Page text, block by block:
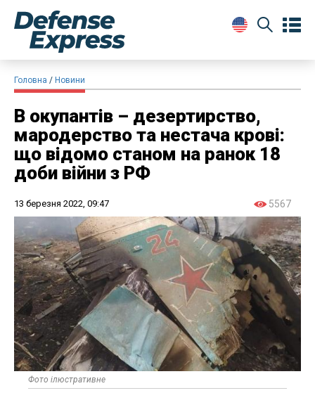
Головна Новини
В окупантів – дезертирство,
мародерство та нестача крові:
що відомо станом на ранок 18
доби війни з РФ
13 березня 2022, 09:47 5567
Фото ілюстративне